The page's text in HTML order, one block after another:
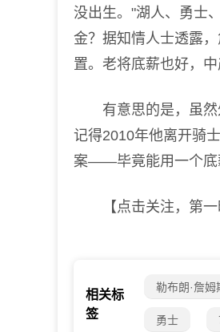
没出生。"湖人、勇士
金？据知情人士透露
置。老将底薪也好，
有意思的是，虽然
记得2010年他离开骑
案——毕竟能用一个底
【点击关注，第一
相关标
签
勒布朗·詹姆
勇士